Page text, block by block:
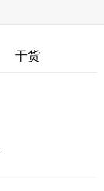
干货